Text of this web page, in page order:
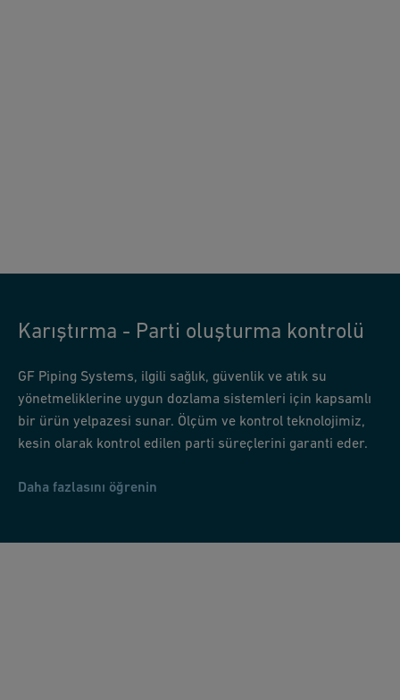
Karıştırma - Parti oluşturma kontrolü
GF Piping Systems, ilgili sağlık, güvenlik ve atık su
yönetmeliklerine uygun dozlama sistemleri için kapsamlı
bir ürün yelpazesi sunar. Ölçüm ve kontrol teknolojimiz,
kesin olarak kontrol edilen parti süreçlerini garanti eder.
Daha fazlasını öğrenin